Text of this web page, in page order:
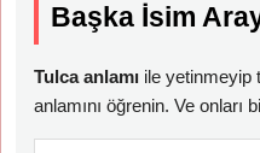
Başka İsim
Tulca anlamı ile yetinmeyip
anlamını öğrenin. Ve onları